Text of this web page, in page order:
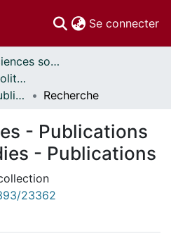
Se connecter
Faculté des sciences sociales // Faculty of Social Sciences
Études politiques // Political Studies
Études politiques - Publications // Political Studies - Publications
Recherche
- Publications
- Publications
23362